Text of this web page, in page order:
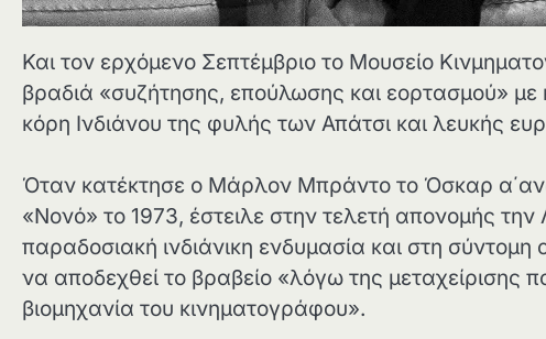
Και τον ερχόμενο Σεπτέμβριο το Μουσείο
βραδιά «συζήτησης, επούλωσης και εορτασμού»
κόρη Ινδιάνου της φυλής των Απάτσι και λευκής
Όταν κατέκτησε ο Μάρλον Μπράντο το Όσκαρ
«Νονό» το 1973, έστειλε στην τελετή απονομής
παραδοσιακή ινδιάνικη ενδυμασία και στη
να αποδεχθεί το βραβείο «λόγω της μεταχείρισης
βιομηχανία του κινηματογράφου».